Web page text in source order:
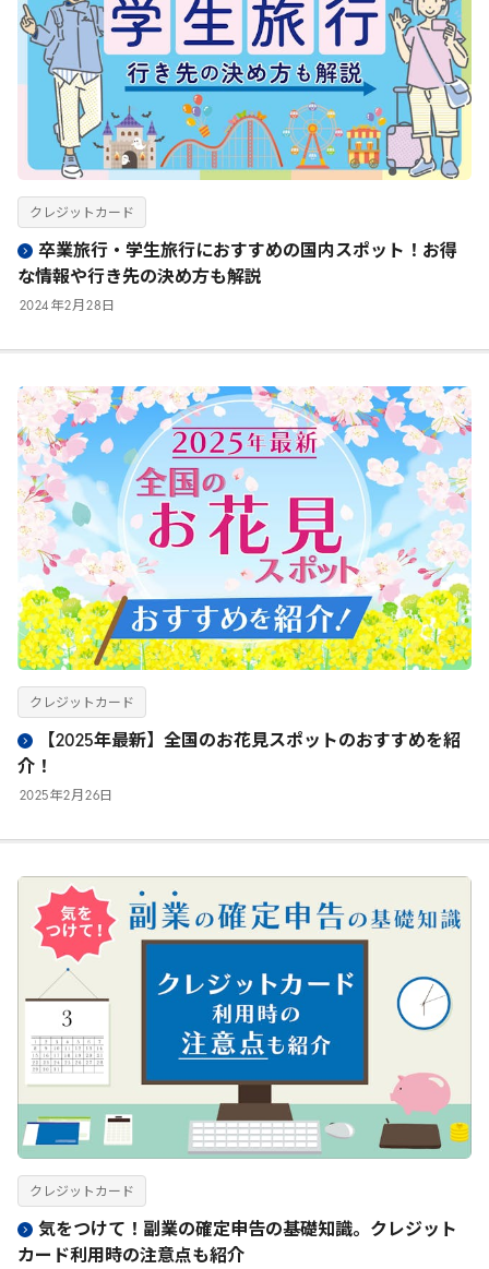
卒業旅行・学生旅行におすすめの国内スポット！お得
な情報や行き先の決め方も解説
2024 年2月 28 日
クレジットカード
【2025年最新】全国のお花見スポットのおすすめを紹
介！
2025年2月 26 日
クレジットカード
気をつけて！副業の確定申告の基礎知識。クレジット
カード利用時の注意点も紹介
クレジットカード